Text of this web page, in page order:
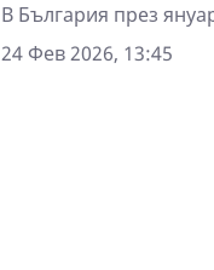
В България през
24 Фев 2026, 13:45